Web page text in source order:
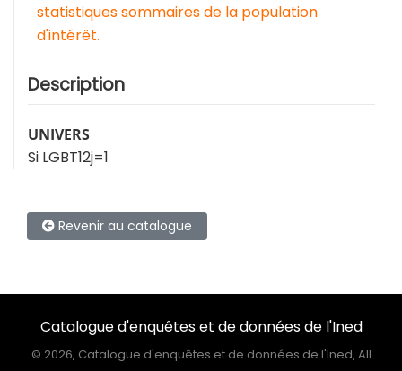
statistiques sommaires de la population
d'intérêt.
Description
UNIVERS
Si LGBT12j=1
Revenir au catalogue
Catalogue d'enquêtes et de données de l'Ined
© 2026, Catalogue d'enquêtes et de données de l'Ined, All